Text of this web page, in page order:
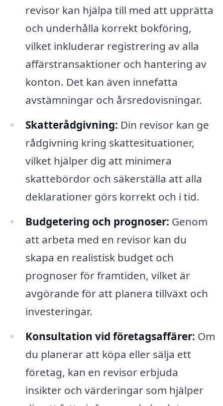
revisor kan hjälpa till med att upprätta
och underhålla korrekt bokföring,
vilket inkluderar registrering av alla
affärstransaktioner och hantering av
konton. Det kan även innefatta
avstämningar och årsredovisningar.
Skatterådgivning: Din revisor kan ge
rådgivning kring skattesituationer,
vilket hjälper dig att minimera
skattebördor och säkerställa att alla
deklarationer görs korrekt och i tid.
Budgetering och prognoser: Genom
att arbeta med en revisor kan du
skapa en realistisk budget och
prognoser för framtiden, vilket är
avgörande för att planera tillväxt och
investeringar.
Konsultation vid företagsaffärer: Om
du planerar att köpa eller sälja ett
företag, kan en revisor erbjuda
insikter och värderingar som hjälper